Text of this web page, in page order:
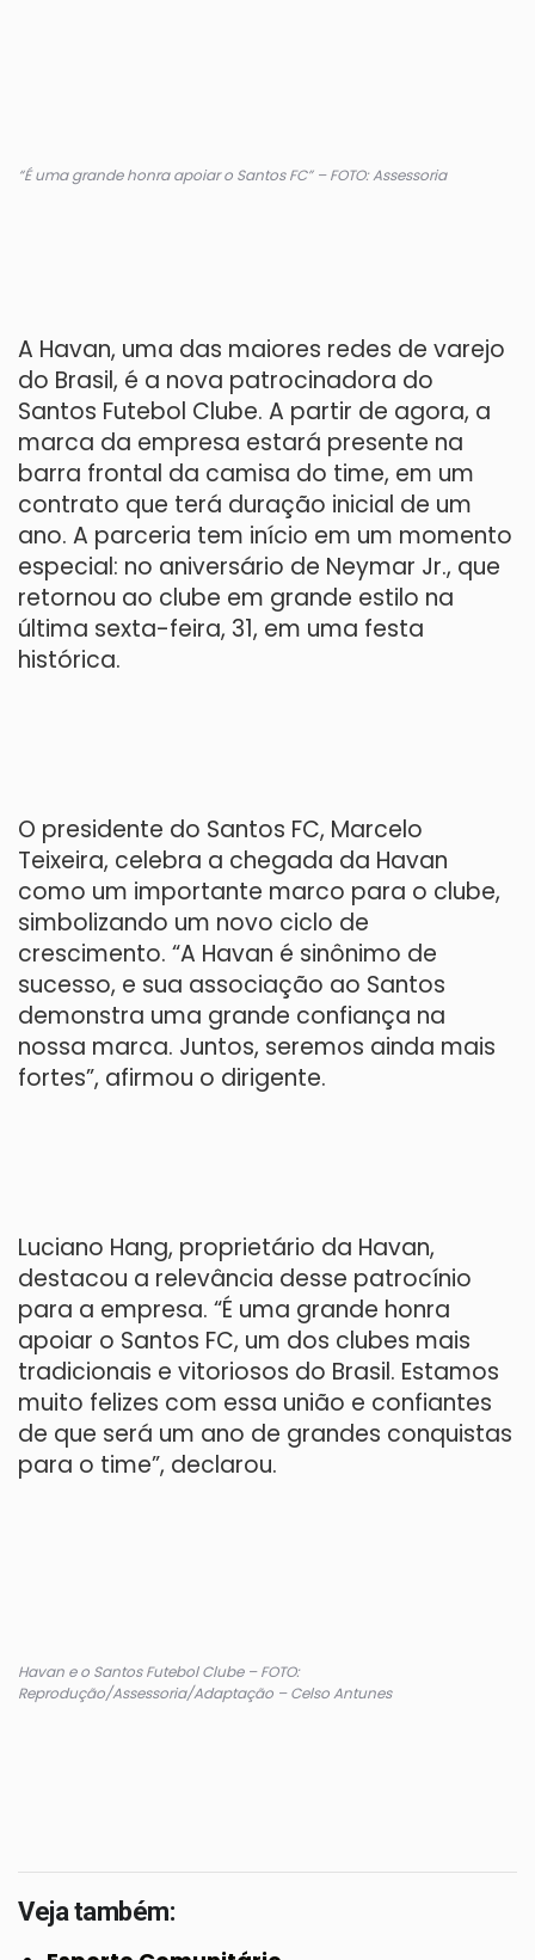
“É uma grande honra apoiar o Santos FC” – FOTO: Assessoria
A Havan, uma das maiores redes de varejo
do Brasil, é a nova patrocinadora do
Santos Futebol Clube. A partir de agora, a
marca da empresa estará presente na
barra frontal da camisa do time, em um
contrato que terá duração inicial de um
ano. A parceria tem início em um momento
especial: no aniversário de Neymar Jr., que
retornou ao clube em grande estilo na
última sexta-feira, 31, em uma festa
histórica.
O presidente do Santos FC, Marcelo
Teixeira, celebra a chegada da Havan
como um importante marco para o clube,
simbolizando um novo ciclo de
crescimento. “A Havan é sinônimo de
sucesso, e sua associação ao Santos
demonstra uma grande confiança na
nossa marca. Juntos, seremos ainda mais
fortes”, afirmou o dirigente.
Luciano Hang, proprietário da Havan,
destacou a relevância desse patrocínio
para a empresa. “É uma grande honra
apoiar o Santos FC, um dos clubes mais
tradicionais e vitoriosos do Brasil. Estamos
muito felizes com essa união e confiantes
de que será um ano de grandes conquistas
para o time”, declarou.
Havan e o Santos Futebol Clube – FOTO:
Reprodução/Assessoria/Adaptação – Celso Antunes
Veja também: